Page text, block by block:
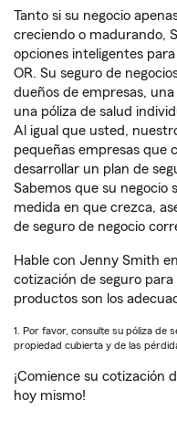
Tanto si su negocio
creciendo o madurando,
opciones inteligentes
OR. Su seguro de
dueños de empresas,
una póliza de salud
Al igual que usted,
pequeñas empresas que
desarrollar un plan de
Sabemos que su negocio
medida en que crezca,
de seguro de negocio
Hable con Jenny Smith
cotización de seguro
productos son los
1. Por favor, consulte su póliza de
propiedad cubierta y de las
¡Comience su cotización
hoy mismo!